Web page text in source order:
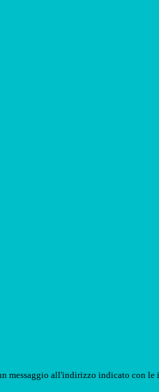
messaggio all'indirizzo indicato con le